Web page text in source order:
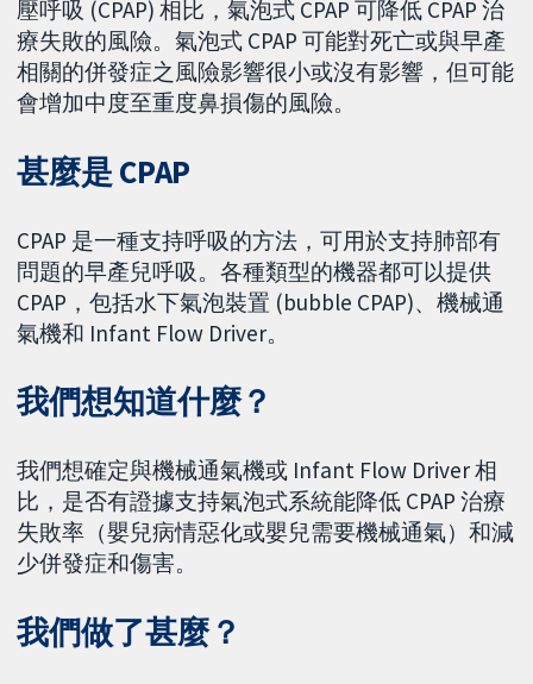
壓呼吸 (CPAP) 相比，氣泡式 CPAP 可降低 CPAP 治
療失敗的風險。氣泡式 CPAP 可能對死亡或與早產
相關的併發症之風險影響很小或沒有影響，但可能
會增加中度至重度鼻損傷的風險。
甚麼是 CPAP
CPAP 是一種支持呼吸的方法，可用於支持肺部有
問題的早產兒呼吸。各種類型的機器都可以提供
CPAP，包括水下氣泡裝置 (bubble CPAP)、機械通
氣機和 Infant Flow Driver。
我們想知道什麼？
我們想確定與機械通氣機或 Infant Flow Driver 相
比，是否有證據支持氣泡式系統能降低 CPAP 治療
失敗率（嬰兒病情惡化或嬰兒需要機械通氣）和減
少併發症和傷害。
我們做了甚麼？